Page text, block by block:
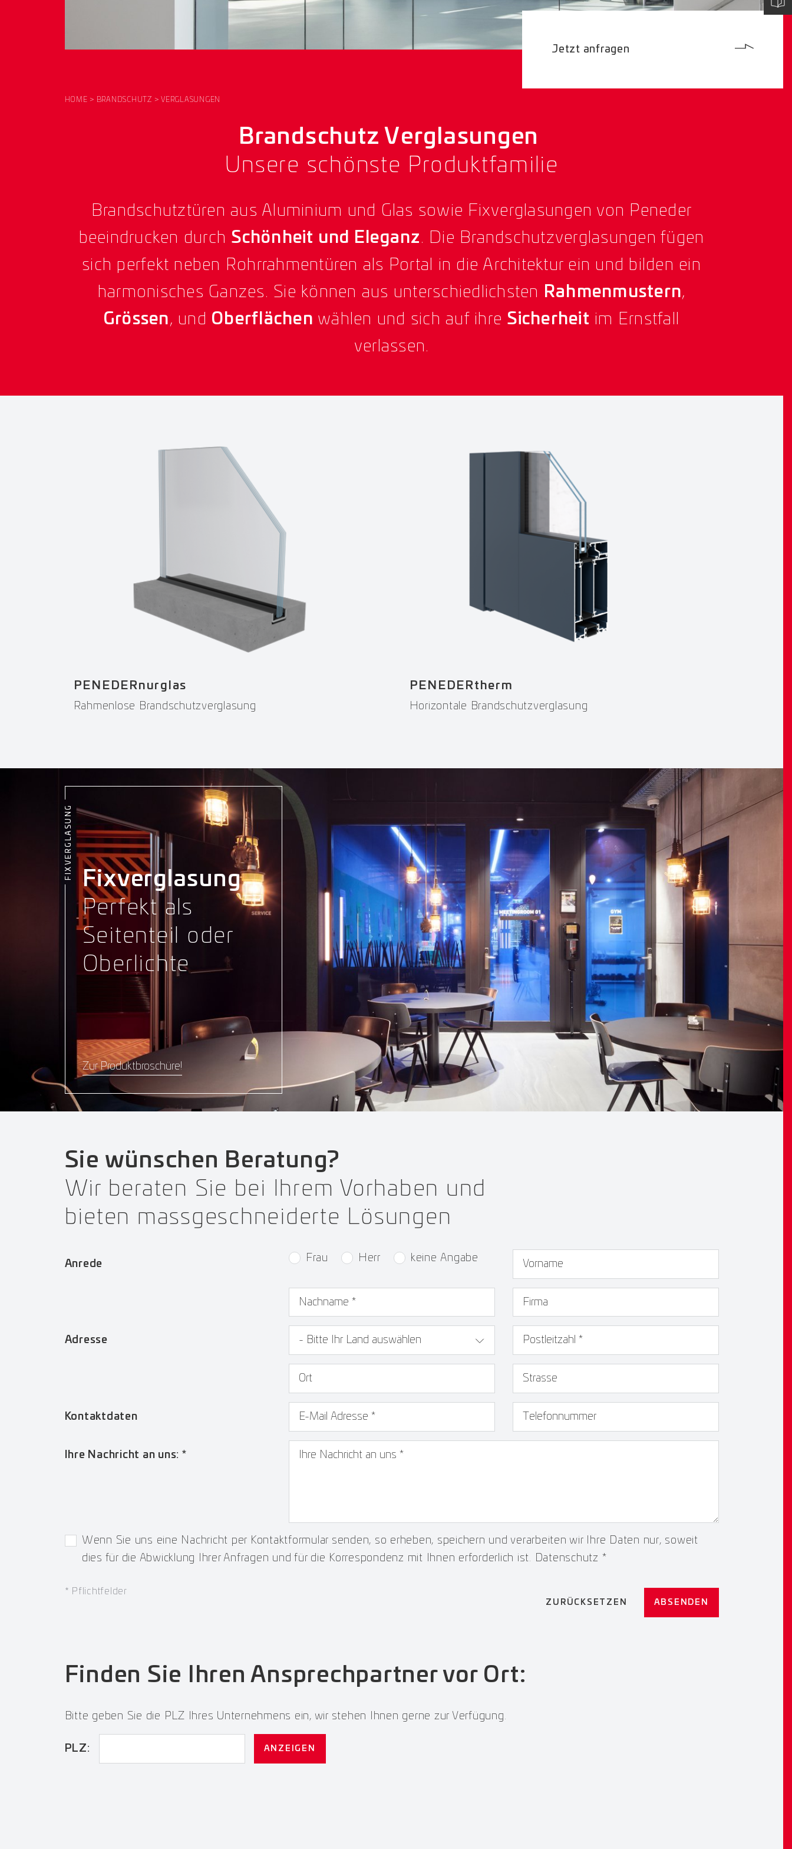
Jetzt anfragen
HOME BRANDSCHUTZ VERGLASUNGEN
Brandschutz Verglasungen
Unsere schönste Produktfamilie
Brandschutztüren aus Aluminium und Glas sowie Fixverglasungen von Peneder
beeindrucken durch Schönheit und Eleganz. Die Brandschutzverglasungen fügen
sich perfekt neben Rohrrahmentüren als Portal in die Architektur ein und bilden ein
harmonisches Ganzes. Sie können aus unterschiedlichsten
Rahmenmustern,
Grössen, und Oberflächen wählen und sich auf ihre Sicherheit im Ernstfall
verlassen.
PENEDERnurglas
Rahmenlose Brandschutzverglasung
PENEDERtherm
Horizontale Brandschutzverglasung
FIXVERGLASUNG Fixverglasung
Perfekt als
Seitenteil oder
Oberlichte
Zur Produktbroschüre!
Sie wünschen Beratung?
Wir beraten Sie bei Ihrem Vorhaben und
bieten massgeschneiderte Lösungen
Anrede
Auswahlknopf*
Frau Herr keine Angabe Vorname
Nachname Firma
Adresse
Länderauswahl PLZ
Ort Strasse
Kontaktdaten
E-Mail Adresse * Telefonnummer
Ihre Nachricht an uns: *
Wenn Sie uns eine Nachricht per Kontaktformular senden, so erheben, speichern und verarbeiten wir Ihre Daten nur, soweit
dies für die Abwicklung Ihrer Anfragen und für die Korrespondenz mit Ihnen erforderlich ist.
Datenschutz *
* Pflichtfelder
ZURÜCKSETZEN ABSENDEN
Finden Sie Ihren Ansprechpartner vor Ort:
Bitte geben Sie die PLZ Ihres Unternehmens ein, wir stehen Ihnen gerne zur Verfügung.
PLZ: ANZEIGEN